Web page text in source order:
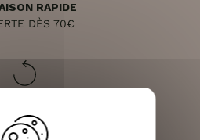
RAPIDE
DÈS 70€
LES CONDITIONS)